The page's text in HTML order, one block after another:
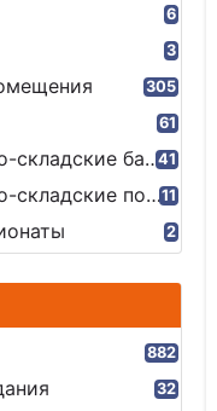
6
3
305
61
Производственно-складские базы41
Производственно-складские помещения11
2
882
32